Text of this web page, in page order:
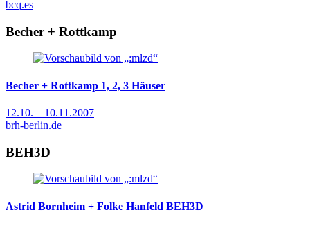
bcq.es
Becher + Rottkamp
Becher + Rottkamp 1, 2, 3 Häuser
12.10.—10.11.2007
brh-berlin.de
BEH3D
Astrid Bornheim + Folke Hanfeld BEH3D